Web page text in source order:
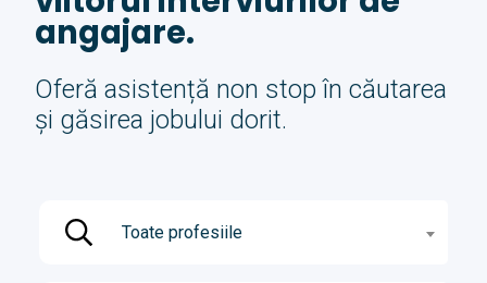
angajare.
Oferă asistență non stop în căutarea
și găsirea jobului dorit.
Toate profesiile